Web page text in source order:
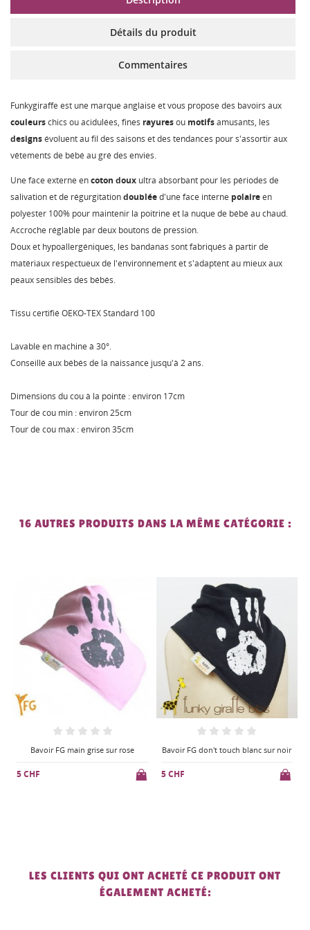
Détails du produit
Commentaires
Funkygiraffe est une marque anglaise et vous propose des bavoirs aux
couleurschics ou acidulées, fines rayuresou motifsamusants, les
designsévoluent au fil des saisons et des tendances pour s'assortir aux
vêtements de bébé au gré des envies.
Une face externe encoton doux ultra absorbant pour les périodes de
salivation et de régurgitationdoubléed'une face interne polaireen
polyester 100% pour maintenir la poitrine et la nuque de bébé au chaud.
Accroche réglable par deux boutons de pression.
Doux et hypoallergéniques, les bandanas sont fabriqués à partir de
matériaux respectueux de l'environnement et s'adaptent au mieux aux
peaux sensibles des bébés.
Tissu certifié OEKO-TEX Standard 100
Lavable en machine à 30°.
Conseillé aux bébés de la naissance jusqu'à 2 ans.
Dimensions du cou à la pointe : environ 17cm
Tour de cou min : environ 25cm
Tour de cou max : environ 35cm
16 AUTRES PRODUITS DANS LA MÊME CATÉGORIE :
Bavoir FG don't touch blanc sur noir
5 CHF
Bavoir FG marguerites en jaune
5 CHF
LES CLIENTS QUI ONT ACHETÉ CE PRODUIT ONT
ÉGALEMENT ACHETÉ: